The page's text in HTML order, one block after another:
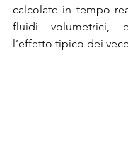
calcolate in tempo
fluidi volumetrici,
l’effetto tipico dei